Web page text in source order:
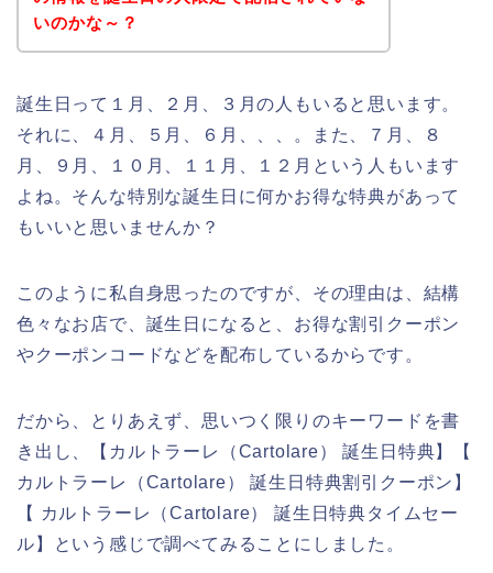
いのかな～？
誕生日って１月、２月、３月の人もいると思います。
それに、４月、５月、６月、、、。また、７月、８
月、９月、１０月、１１月、１２月という人もいます
よね。そんな特別な誕生日に何かお得な特典があって
もいいと思いませんか？
このように私自身思ったのですが、その理由は、結構
色々なお店で、誕生日になると、お得な割引クーポン
やクーポンコードなどを配布しているからです。
だから、とりあえず、思いつく限りのキーワードを書
き出し、【カルトラーレ（Cartolare） 誕生日特典】【
カルトラーレ（Cartolare） 誕生日特典割引クーポン】
【 カルトラーレ（Cartolare） 誕生日特典タイムセー
ル】という感じで調べてみることにしました。